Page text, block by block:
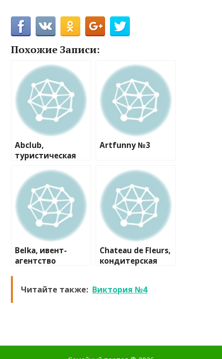
Похожие Записи:
Abclub,
туристическая
Artfunny №3
Belka, ивент-
агентство
Chateau de Fleurs,
кондитерская
Читайте также: Виктория №4